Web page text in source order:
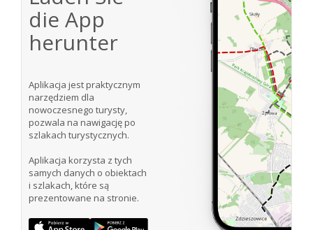
die App
herunter
Aplikacja jest praktycznym
narzędziem dla
nowoczesnego turysty,
pozwala na nawigację po
szlakach turystycznych.
Aplikacja korzysta z tych
samych danych o obiektach
i szlakach, które są
prezentowane na stronie.